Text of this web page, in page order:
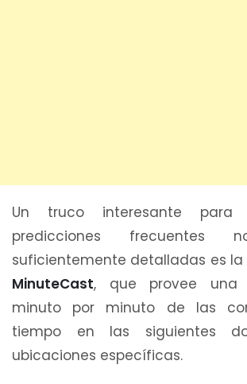
Un truco interesante para
predicciones
suficientemente detalladas es
MinuteCast, que provee una
minuto por minuto de las
tiempo en las siguientes
ubicaciones específicas.